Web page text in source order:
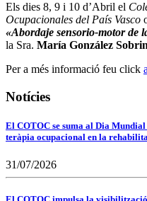
Els dies 8, 9 i 10 d’Abril el
Ocupacionales del País Vasco
«Abordaje sensorio-motor de
la Sra. María González
Per a més informació feu click
Notícies
El COTOC se suma al Dia
teràpia ocupacional en la
31/07/2026